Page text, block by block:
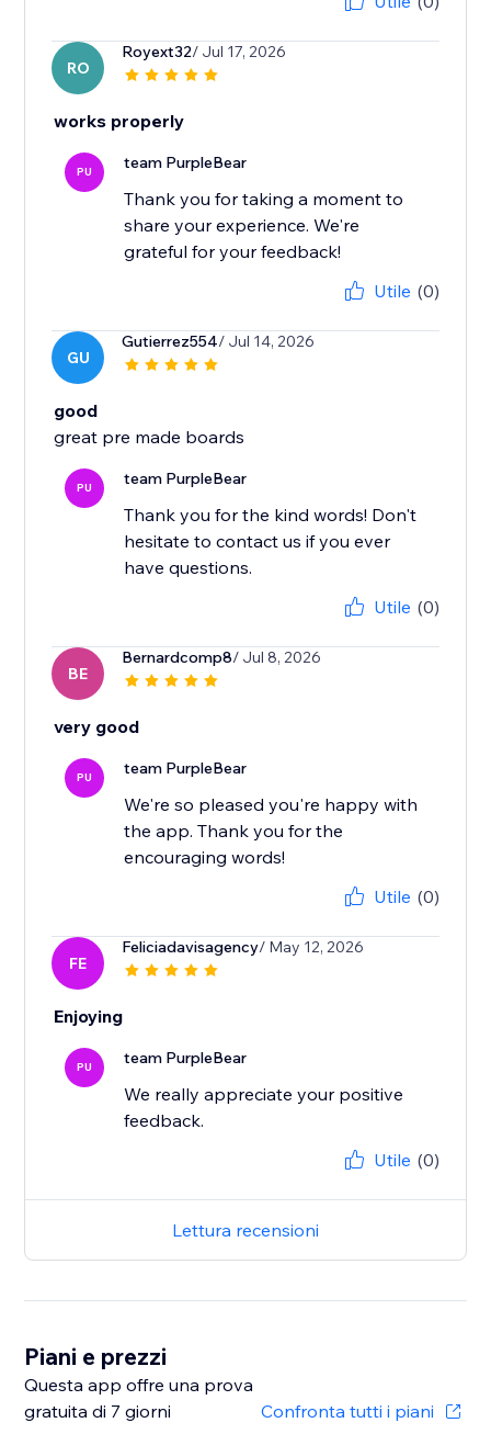
RO
Royext32/ Jul 17, 2026
works properly
PU team PurpleBear
Thank you for taking a moment to
share your experience. We're
grateful for your feedback!
Utile (0)
GU
Gutierrez554/ Jul 14, 2026
good
great pre made boards
PU team PurpleBear
Thank you for the kind words! Don't
hesitate to contact us if you ever
have questions.
Utile (0)
BE
Bernardcomp8/ Jul 8, 2026
very good
PU team PurpleBear
We're so pleased you're happy with
the app. Thank you for the
encouraging words!
Utile (0)
FE
Feliciadavisagency/ May 12, 2026
Enjoying
PU team PurpleBear
We really appreciate your positive
feedback.
Utile (0)
Lettura recensioni
Piani e prezzi
Questa app offre una prova
gratuita di 7 giorni
Confronta tutti i piani